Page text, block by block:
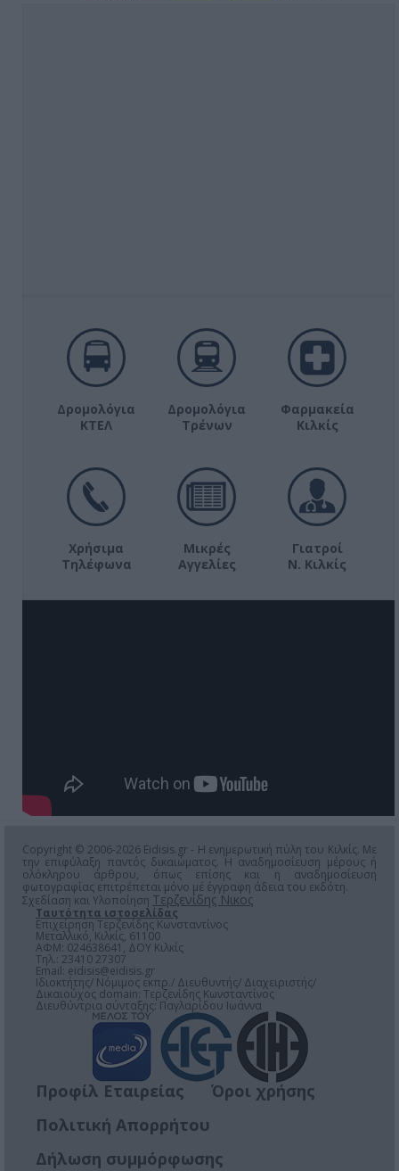
Δρομολόγια
ΚΤΕΛ
Δρομολόγια
Τρένων
Φαρμακεία
Κιλκίς
Χρήσιμα
Τηλέφωνα
Μικρές
Αγγελίες
Γιατροί
Ν. Κιλκίς
Copyright © 2006-2026 Eidisis.gr - Η ενημερωτική πύλη του Κιλκίς. Με
την επιφύλαξη παντός δικαιώματος. Η αναδημοσίευση μέρους ή
ολόκληρου άρθρου, όπως επίσης και η αναδημοσίευση
φωτογραφίας επιτρέπεται μόνο μέ έγγραφη άδεια του εκδότη.
Σχεδίαση και Υλοποίηση Τερζενίδης Νικος
Ταυτότητα ιστοσελίδας
Επιχείρηση Τερζενίδης Κωνσταντίνος
Μεταλλικό, Κιλκίς, 61100
ΑΦΜ: 024638641, ΔΟΥ Κιλκίς
Τηλ.: 23410 27307
Email: eidisis@eidisis.gr
Ιδιοκτήτης/ Νόμιμος εκπρ./ Διευθυντής/ Διαχειριστής/
Δικαιούχος domain: Τερζενίδης Κωνσταντίνος
Διευθύντρια σύνταξης: Παγλαρίδου Ιωάννα
Προφίλ Εταιρείας
Όροι χρήσης
Πολιτική Απορρήτου
Δήλωση συμμόρφωσης